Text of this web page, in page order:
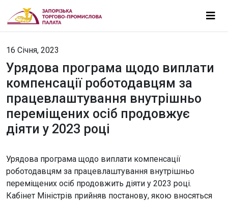
16 Січня, 2023
Урядова програма щодо виплати
компенсації роботодавцям за
працевлаштування внутрішньо
переміщених осіб продовжує
діяти у 2023 році
Урядова програма щодо виплати компенсації
роботодавцям за працевлаштування внутрішньо
переміщених осіб продовжить діяти у 2023 році.
Кабінет Міністрів прийняв постанову, якою вносяться